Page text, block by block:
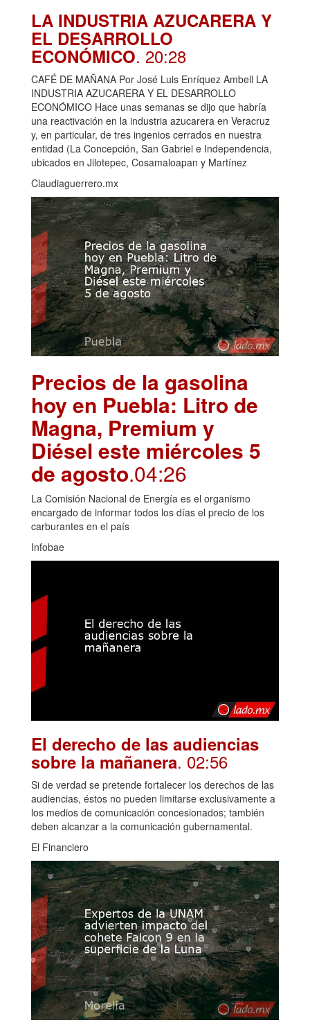
LA INDUSTRIA AZUCARERA Y
EL DESARROLLO
ECONÓMICO. 20:28
CAFÉ DE MAÑANA Por José Luis Enríquez Ambell LA
INDUSTRIA AZUCARERA Y EL DESARROLLO
ECONÓMICO Hace unas semanas se dijo que habría
una reactivación en la industria azucarera en Veracruz
y, en particular, de tres ingenios cerrados en nuestra
entidad (La Concepción, San Gabriel e Independencia,
ubicados en Jilotepec, Cosamaloapan y Martínez
Claudiaguerrero.mx
Precios de la gasolina
hoy en Puebla: Litro de
Magna, Premium y
Diésel este miércoles 5
de agosto.04:26
La Comisión Nacional de Energía es el organismo
encargado de informar todos los días el precio de los
carburantes en el país
Infobae
El derecho de las audiencias
sobre la mañanera. 02:56
Si de verdad se pretende fortalecer los derechos de las
audiencias, éstos no pueden limitarse exclusivamente a
los medios de comunicación concesionados; también
deben alcanzar a la comunicación gubernamental.
El Financiero